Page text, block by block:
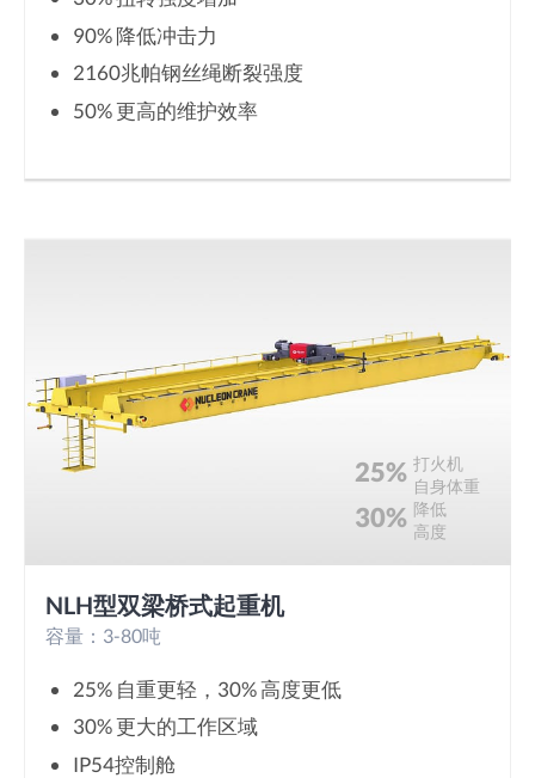
90% 降低冲击力
2160兆帕钢丝绳断裂强度
50% 更高的维护效率
25% 打火机
自身体重
30% 降低
高度
NLH型双梁桥式起重机
容量：3-80吨
25% 自重更轻，30% 高度更低
30% 更大的工作区域
IP54控制舱